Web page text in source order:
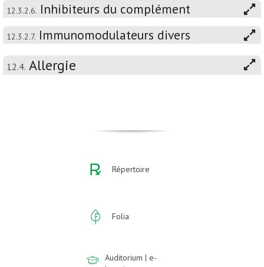
12.3.2.6. Inhibiteurs du complément
12.3.2.7. Immunomodulateurs divers
12.4. Allergie
Répertoire
Folia
Auditorium | e-